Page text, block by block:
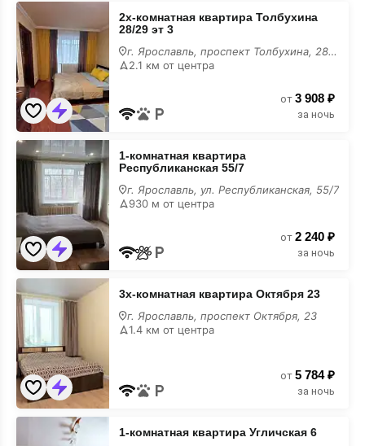
2х-
кoмнaтная
квартира
Толбухина
28/29
эт
3
2х-кoмнaтная квартира Толбухина
28/29 эт 3
г. Ярославль, проспект Толбухина, 28/29
2.1 км от центра
от 3 908 ₽
за ночь
1-
комнатная
квартира
Республиканская
55/7
1-комнатная квартира
Республиканская 55/7
г. Ярославль, ул. Республиканская, 55/7
930 м от центра
от 2 240 ₽
за ночь
3х-
кoмнaтная
квартира
23
3х-кoмнaтная квартира Октября 23
г. Ярославль, проспект Октября, 23
1.4 км от центра
от 5 784 ₽
за ночь
1-
комнатная
1-комнатная квартира Угличская 6